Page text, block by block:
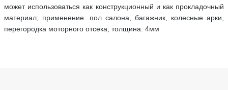
может использоваться как конструкционный и как прокладочный
материал; применение: пол салона, багажник, колесные арки,
перегородка моторного отсека; толщина: 4мм